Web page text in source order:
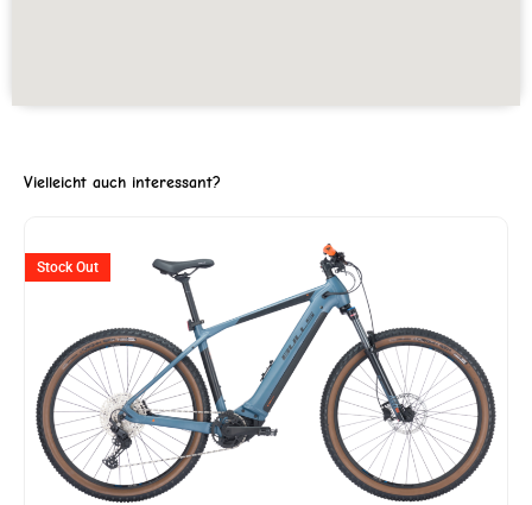
Vielleicht auch interessant?
Stock Out
Ursprünglicher
Preis
war:
CHF 3'999
ist:
CHF